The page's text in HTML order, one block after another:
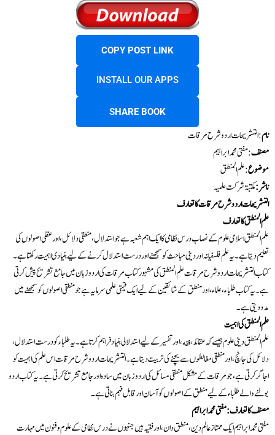
COPY POST LINK
INSTALL OUR APPS
SHARE BOOK
نام: التشریحات اردو شرح مرقات
مصنف: مفتی محمد ابراہیم
موضوع: علم المنطق
ناشر:مکتبۃ شرکت علمیہ
التشریحات اردو شرح مرقات کا تعارف
علم المنطق کا تعارف
علم المنطق اسلامی علوم کے نصاب درس نظامی کا ایک اہم شعبہ ہے جو استدلال، منطقی دلائل، اور عقلی اصولوں کی
تعلیم دیتا ہے۔ یہ علم فلسفیانہ اور دینی مباحث کو سمجھنے اور درست استدلال کرنے کے لیے بنیادی اہمیت رکھتا ہے۔
کتاب التشریحات اردو شرح مرقات علم المنطق کی مشہور کتاب مرقات کی اردو زبان میں جامع تشریح پیش کرتی
ہے۔ یہ کتاب طلباء، علماء، اور منطق کے شائقین کے لیے ایک قیمتی علمی سرمایہ ہے جو منطقی اصولوں کو سمجھنے میں
مدد دیتی ہے۔
علم المنطق کی اہمیت
علم المنطق دینی علوم جیسے کہ عقائد، فقه، اور تفسیر کے لیے استدلالی بنیاد فراہم کرتا ہے۔ یہ طلباء کو درست استدلال،
دلائل کی جانچ، اور منطقی مغالطوں سے بچنے کی تربیت دیتا ہے۔ التشریحات اردو شرح مرقات اس علم کی اہمیت کو
اجاگر کرتی ہے، جو مرقات کے مشکل منطقی مسائل کی اردو زبان میں سادہ اور جامع تشریح کرتی ہے۔ یہ کتاب اردو
بولنے والے طلباء کے لیے منطق کے اصولوں کو آسان اور قابل فہم بناتی ہے۔
مصنف کا تعارف: مفتی محمد ابراہیم
مفتی محمد ابراہیم ایک ممتاز عالم دین، منطق دان، اور فقیہ ہیں جنہوں نے درس نظامی کے علوم و فنون میں مہارت